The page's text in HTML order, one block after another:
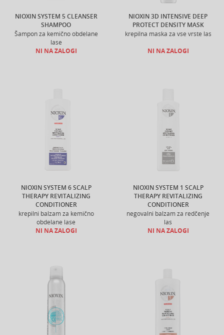
NIOXIN SYSTEM 5 CLEANSER
SHAMPOO
Šampon za kemično obdelane
lase
NI NA ZALOGI
NIOXIN 3D INTENSIVE DEEP
PROTECT DENSITY MASK
krepilna maska za vse vrste las
NI NA ZALOGI
NIOXIN SYSTEM 6 SCALP
THERAPY REVITALIZING
CONDITIONER
krepilni balzam za kemično
obdelane lase
NI NA ZALOGI
NIOXIN SYSTEM 1 SCALP
THERAPY REVITALIZING
CONDITIONER
negovalni balzam za redčenje
las
NI NA ZALOGI